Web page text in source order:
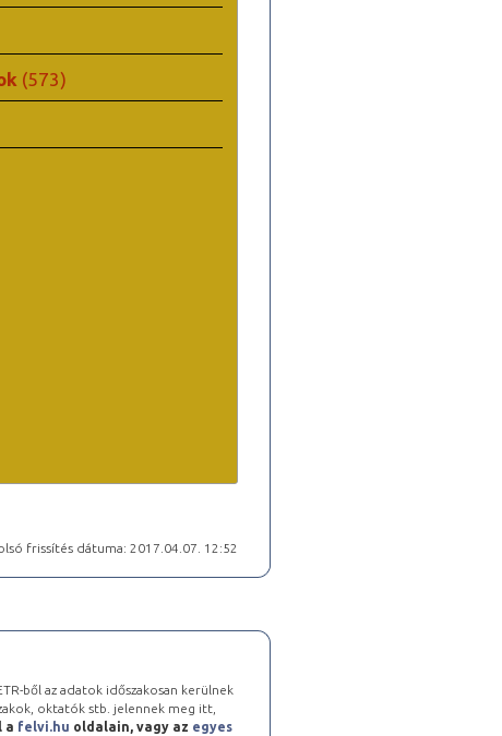
(573)
frissítés dátuma: 2017.04.07. 12:52
ből az adatok időszakosan kerülnek
oktatók stb. jelennek meg itt,
a felvi.hu oldalain, vagy az egyes